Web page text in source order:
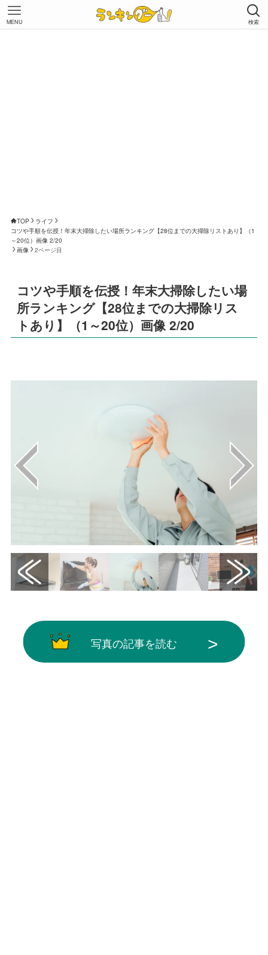
検索
MENU
TOP
ライフ
コツや手順を伝授！年末大掃除したい場所ランキング【28位までの大掃除リストあり】（1
～20位）画像 2/20
画像
2ページ目
コツや手順を伝授！年末大掃除したい場
所ランキング【28位までの大掃除リス
トあり】（1～20位）画像 2/20
写真の記事を読む